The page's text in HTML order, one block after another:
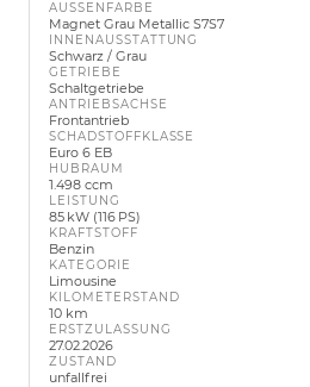
AUSSENFARBE
Magnet Grau Metallic S7S7
INNENAUSSTATTUNG
Schwarz / Grau
GETRIEBE
Schaltgetriebe
ANTRIEBSACHSE
Frontantrieb
SCHADSTOFFKLASSE
Euro 6 EB
HUBRAUM
1.498 ccm
LEISTUNG
85 kW (116 PS)
KRAFTSTOFF
Benzin
KATEGORIE
Limousine
KILOMETERSTAND
10 km
ERSTZULASSUNG
27.02.2026
ZUSTAND
unfallfrei